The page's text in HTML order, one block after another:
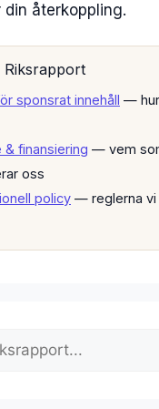
återkoppling.
sponsrat innehåll — hur
& finansiering — vem
oss
policy — reglerna vi